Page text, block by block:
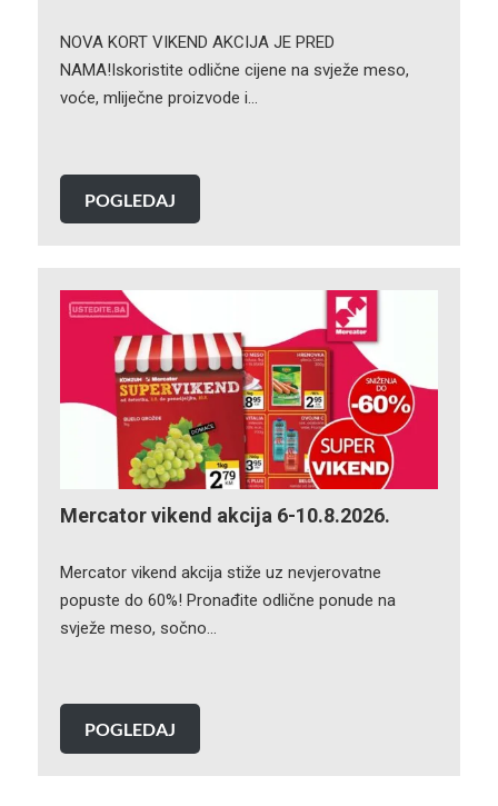
NOVA KORT VIKEND AKCIJA JE PRED
NAMA!Iskoristite odlične cijene na svježe meso,
voće, mliječne proizvode i…
POGLEDAJ
Mercator vikend akcija 6-10.8.2026.
Mercator vikend akcija stiže uz nevjerovatne
popuste do 60%! Pronađite odlične ponude na
svježe meso, sočno…
POGLEDAJ